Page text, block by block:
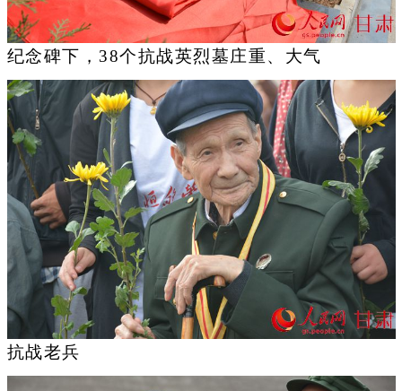
纪念碑下，38个抗战英烈墓庄重、大气
抗战老兵